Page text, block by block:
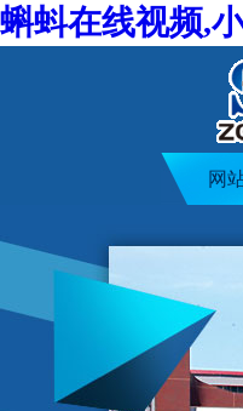
蝌蚪在线视频,
网